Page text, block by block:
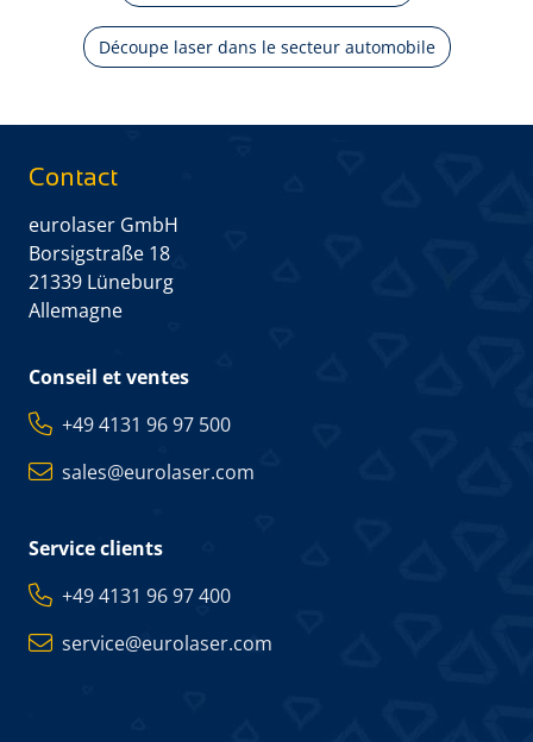
Découpe laser dans le secteur automobile
Contact
eurolaser GmbH
Borsigstraße 18
21339 Lüneburg
Allemagne
Conseil et ventes
+49 4131 96 97 500
sales@eurolaser.com
Service clients
+49 4131 96 97 400
service@eurolaser.com